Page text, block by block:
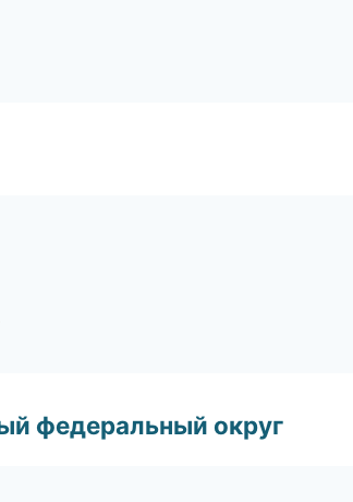
федеральный округ